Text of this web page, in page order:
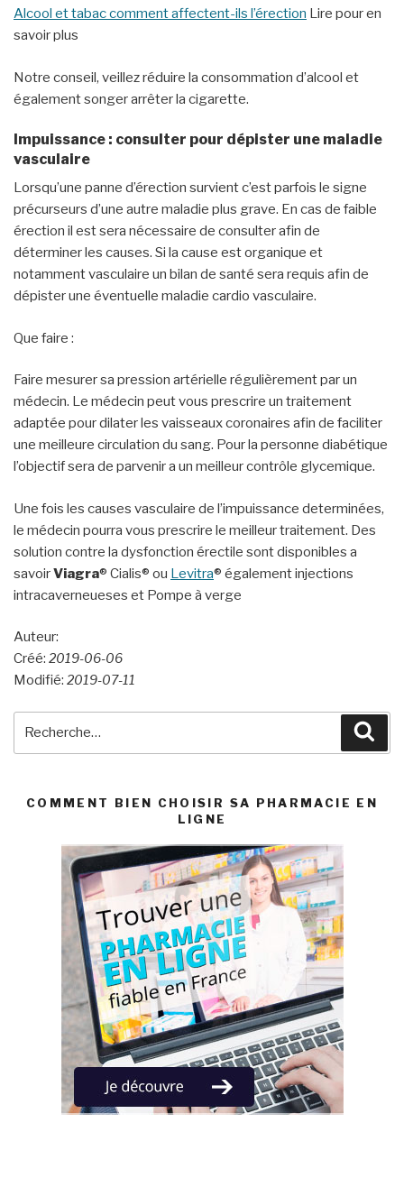
Alcool et tabac comment affectent-ils l’érection Lire pour en
savoir plus
Notre conseil, veillez réduire la consommation d’alcool et
également songer arrêter la cigarette.
Impuissance : consulter pour dépister une maladie
vasculaire
Lorsqu’une panne d’érection survient c’est parfois le signe
précurseurs d’une autre maladie plus grave. En cas de faible
érection il est sera nécessaire de consulter afin de
déterminer les causes. Si la cause est organique et
notamment vasculaire un bilan de santé sera requis afin de
dépister une éventuelle maladie cardio vasculaire.
Que faire :
Faire mesurer sa pression artérielle régulièrement par un
médecin. Le médecin peut vous prescrire un traitement
adaptée pour dilater les vaisseaux coronaires afin de faciliter
une meilleure circulation du sang. Pour la personne diabétique
l’objectif sera de parvenir a un meilleur contrôle glycemique.
Une fois les causes vasculaire de l’impuissance determinées,
le médecin pourra vous prescrire le meilleur traitement. Des
solution contre la dysfonction érectile sont disponibles a
savoirViagra® Cialis® ou Levitra® également injections
intracaverneueses et Pompe à verge
Auteur:
Créé: 2019-06-06
Modifié: 2019-07-11
COMMENT BIEN CHOISIR SA PHARMACIE EN
LIGNE